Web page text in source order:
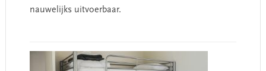
nauwelijks uitvoerbaar.​